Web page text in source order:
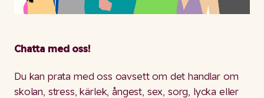
Chatta med oss!
Du kan prata med oss oavsett om det handlar om
skolan, stress, kärlek, ångest, sex, sorg, lycka eller